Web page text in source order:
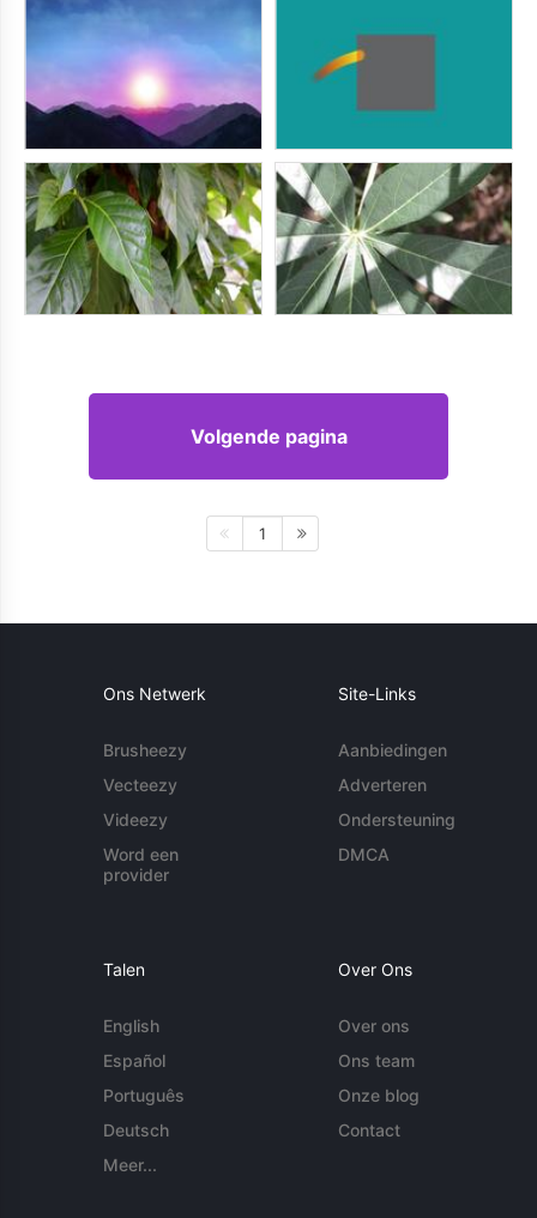
Volgende pagina
1
Ons Netwerk
Brusheezy
Vecteezy
Videezy
Word een
provider
Site-Links
Aanbiedingen
Adverteren
Ondersteuning
DMCA
Talen
English
Español
Português
Deutsch
Meer...
Over Ons
Over ons
Ons team
Onze blog
Contact